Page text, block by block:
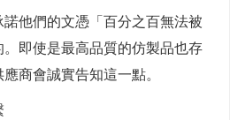
他們的文憑「百分之百無法被
即使是最高品質的仿製品也存
商會誠實告知這一點。